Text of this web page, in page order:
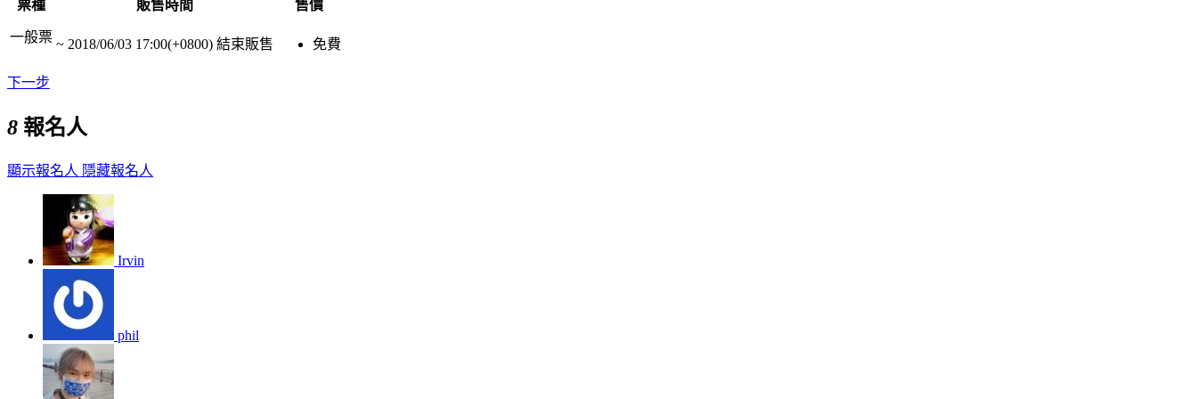
票種 販售時間 售價
一般票 ~ 2018/06/03 17:00(+0800) 結束販售 免費
下一步
8 報名人
顯示報名人 隱藏報名人
Irvin
phil